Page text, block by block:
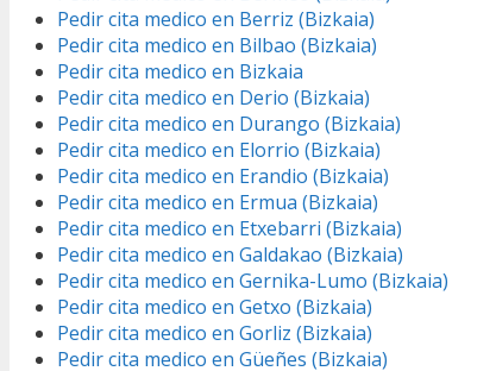
Pedir cita medico en Berriz (Bizkaia)
Pedir cita medico en Bilbao (Bizkaia)
Pedir cita medico en Bizkaia
Pedir cita medico en Derio (Bizkaia)
Pedir cita medico en Durango (Bizkaia)
Pedir cita medico en Elorrio (Bizkaia)
Pedir cita medico en Erandio (Bizkaia)
Pedir cita medico en Ermua (Bizkaia)
Pedir cita medico en Etxebarri (Bizkaia)
Pedir cita medico en Galdakao (Bizkaia)
Pedir cita medico en Gernika-Lumo (Bizkaia)
Pedir cita medico en Getxo (Bizkaia)
Pedir cita medico en Gorliz (Bizkaia)
Pedir cita medico en Güeñes (Bizkaia)